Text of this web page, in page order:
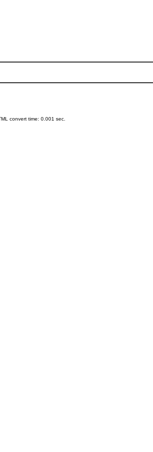
convert time: 0.001 sec.